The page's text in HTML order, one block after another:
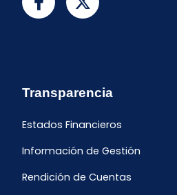
Transparencia
Estados Financieros
Información de Gestión
Rendición de Cuentas